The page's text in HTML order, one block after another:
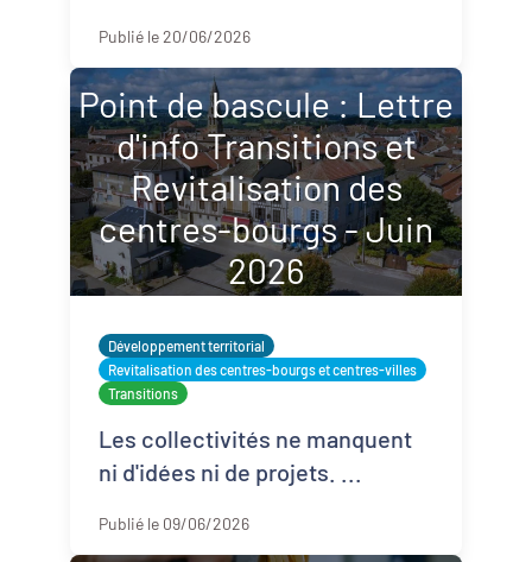
...
Publié le 20/06/2026
Point de bascule : Lettre
d'info Transitions et
Revitalisation des
centres-bourgs - Juin
2026
Développement territorial
Revitalisation des centres-bourgs et centres-villes
Transitions
Les collectivités ne manquent
Publié le 09/06/2026